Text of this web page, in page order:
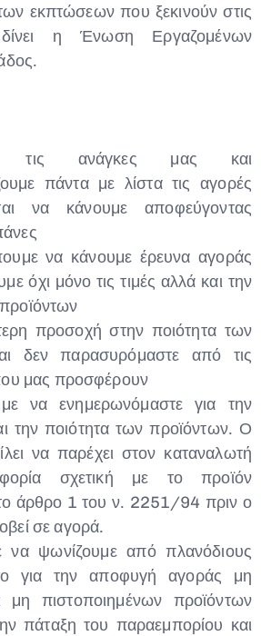
εκπτώσεων που ξεκινούν στις
η Ένωση Εργαζομένων
τις ανάγκες μας και
πάντα με λίστα τις αγορές
να κάνουμε αποφεύγοντας
να κάνουμε έρευνα αγοράς
όχι μόνο τις τιμές αλλά και την
προσοχή στην ποιότητα των
δεν παρασυρόμαστε από τις
που μας προσφέρουν
να ενημερωνόμαστε για την
την ποιότητα των προϊόντων. Ο
να παρέχει στον καταναλωτή
σχετική με το προϊόν
άρθρο 1 του ν. 2251/94 πριν ο
σε αγορά.
να ψωνίζουμε από πλανόδιους
για την αποφυγή αγοράς μη
πιστοποιημένων προϊόντων
πάταξη του παραεμπορίου και